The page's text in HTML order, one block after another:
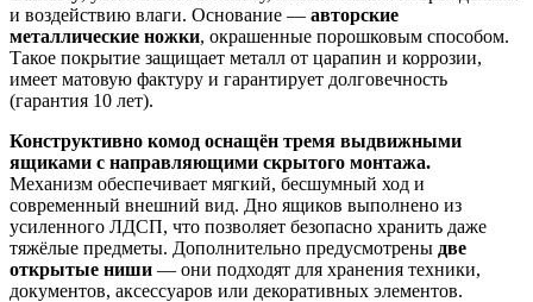
и воздействию влаги. Основание — авторские
металлические ножки, окрашенные порошковым способом.
Такое покрытие защищает металл от царапин и коррозии,
имеет матовую фактуру и гарантирует долговечность
(гарантия 10 лет).
Конструктивно комод оснащён тремя выдвижными
ящиками с направляющими скрытого монтажа.
Механизм обеспечивает мягкий, бесшумный ход и
современный внешний вид. Дно ящиков выполнено из
усиленного ЛДСП, что позволяет безопасно хранить даже
тяжёлые предметы. Дополнительно предусмотрены две
открытые ниши — они подходят для хранения техники,
документов, аксессуаров или декоративных элементов.